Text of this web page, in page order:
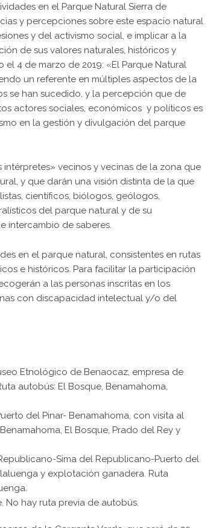
en el Parque Natural Sierra de
y percepciones sobre este espacio natural
y del activismo social, e implicar a la
de sus valores naturales, históricos y
4 de marzo de 2019: «El Parque Natural
un referente en múltiples aspectos de la
se han sucedido, y la percepción que de
actores sociales, económicos y políticos es
en la gestión y divulgación del parque
vecinos y vecinas de la zona que
y que darán una visión distinta de la que
científicos, biólogos, geólogos,
del parque natural y de su
intercambio de saberes.
en el parque natural, consistentes en rutas
e históricos. Para facilitar la participación
a las personas inscritas en los
con discapacidad intelectual y/o del
Etnológico de Benaocaz, empresa de
autobús: El Bosque, Benamahoma,
del Pinar- Benamahoma, con visita al
El Bosque, Prado del Rey y
Sima del Republicano-Puerto del
y explotación ganadera. Ruta
No hay ruta previa de autobús.